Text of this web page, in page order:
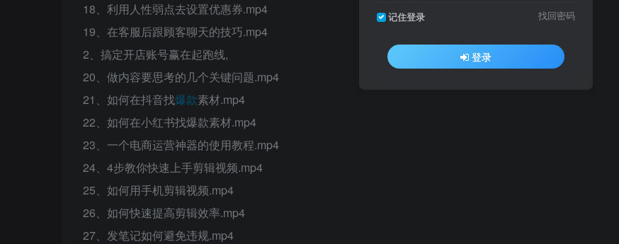
18、利用人性弱点去设置优惠券.mp4
19、在客服后跟顾客聊天的技巧.mp4
2、搞定开店账号赢在起跑线,
20、做内容要思考的几个关键问题.mp4
21、如何在抖音找爆款素材.mp4
22、如何在小红书找爆款素材.mp4
23、一个电商运营神器的使用教程.mp4
24、4步教你快速上手剪辑视频.mp4
25、如何用手机剪辑视频.mp4
26、如何快速提高剪辑效率.mp4
27、发笔记如何避免违规.mp4
记住登录 找回密码
登录